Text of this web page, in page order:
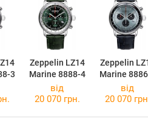
3
Zeppelin LZ14
Marine 8888-4
Zeppelin
Marine
від
20 070 грн.
від
20 070